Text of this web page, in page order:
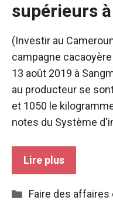
supérieurs
(Investir au
campagne
13 août 2019 à
au producteur se
et 1050 le
notes du Système
Lire plus
Catégories
Faire des affaires